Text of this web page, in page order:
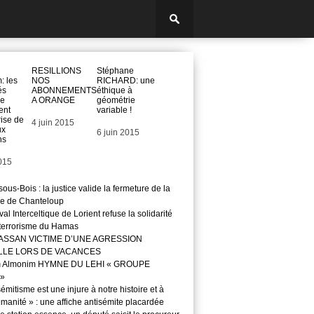
les
de
RESILLIONS
NOS
ABONNEMENTS
A ORANGE
Date
4 juin 2015
Stéphane
RICHARD: une
éthique à
géométrie
variable !
Date
6 juin 2015
Bois : la justice valide la fermeture de la
de Chanteloup
Interceltique de Lorient refuse la solidarité
du Hamas
VICTIME D’UNE AGRESSION
LORS DE VACANCES
Almonim HYMNE DU LEHI « GROUPE
est une injure à notre histoire et à
» : une affiche antisémite placardée